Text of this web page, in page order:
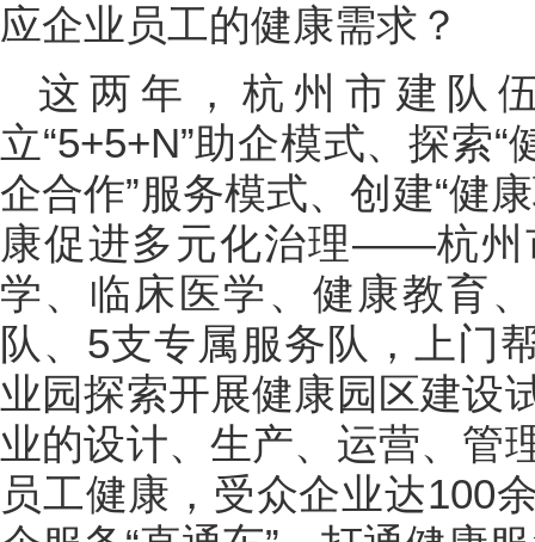
应企业员工的健康需求？
这两年，杭州市建队
立“5+5+N”助企模式、探索
企合作”服务模式、创建“健
康促进多元化治理——杭州
学、临床医学、健康教育
队、5支专属服务队，上门
业园探索开展健康园区建设
业的设计、生产、运营、管
员工健康，受众企业达100